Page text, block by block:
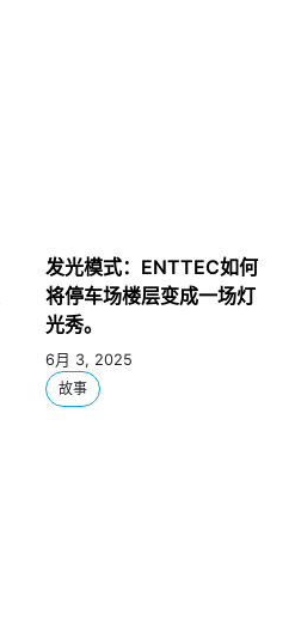
发光模式：ENTTEC如何
将停车场楼层变成一场灯
光秀。
6月 3, 2025
故事